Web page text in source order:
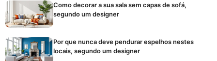
Como decorar a sua sala sem capas de sofá,
segundo um designer
Por que nunca deve pendurar espelhos nestes
locais, segundo um designer